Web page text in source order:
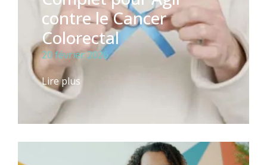
contre le Cancer
Colorectal
20 février 2026
Lire plus